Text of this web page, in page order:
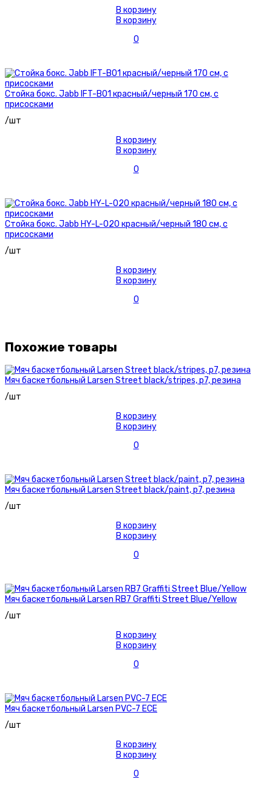
В корзину
В корзину
0
Стойка бокс. Jabb IFT-B01 красный/черный 170 см, с
присосками
/шт
В корзину
В корзину
0
Стойка бокс. Jabb HY-L-020 красный/черный 180 см, с
присосками
/шт
В корзину
В корзину
0
Похожие товары
Мяч баскетбольный Larsen Street black/stripes, р7, резина
/шт
В корзину
В корзину
0
Мяч баскетбольный Larsen Street black/paint, р7, резина
/шт
В корзину
В корзину
0
Мяч баскетбольный Larsen RB7 Graffiti Street Blue/Yellow
/шт
В корзину
В корзину
0
Мяч баскетбольный Larsen PVC-7 ECE
/шт
В корзину
В корзину
0